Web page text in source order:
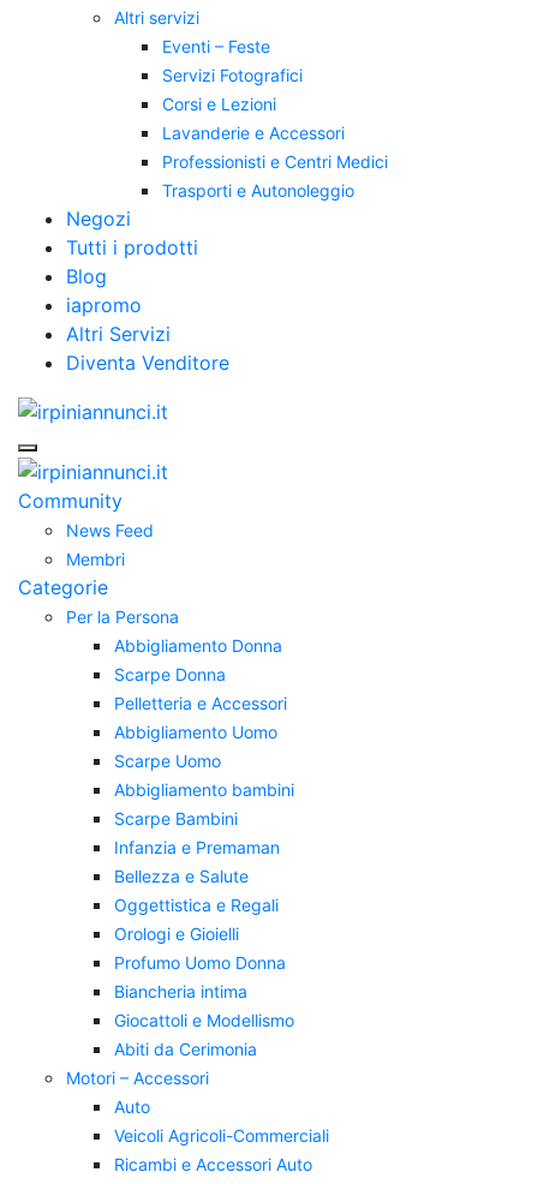
Altri servizi
Eventi – Feste
Servizi Fotografici
Corsi e Lezioni
Lavanderie e Accessori
Professionisti e Centri Medici
Trasporti e Autonoleggio
Negozi
Tutti i prodotti
Blog
iapromo
Altri Servizi
Diventa Venditore
Community
News Feed
Membri
Categorie
Per la Persona
Abbigliamento Donna
Scarpe Donna
Pelletteria e Accessori
Abbigliamento Uomo
Scarpe Uomo
Abbigliamento bambini
Scarpe Bambini
Infanzia e Premaman
Bellezza e Salute
Oggettistica e Regali
Orologi e Gioielli
Profumo Uomo Donna
Biancheria intima
Giocattoli e Modellismo
Abiti da Cerimonia
Motori – Accessori
Auto
Veicoli Agricoli-Commerciali
Ricambi e Accessori Auto